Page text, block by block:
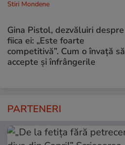
Stiri Mondene
Gina Pistol, dezvăluiri despre
fiica ei: „Este foarte
competitivă”. Cum o învață să
accepte și înfrângerile
PARTENERI